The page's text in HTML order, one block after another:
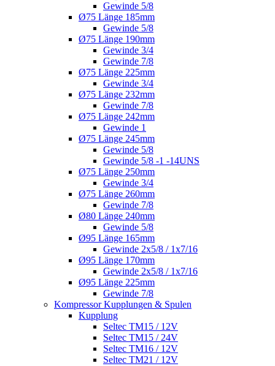
Gewinde 5/8
Ø75 Länge 185mm
Gewinde 5/8
Ø75 Länge 190mm
Gewinde 3/4
Gewinde 7/8
Ø75 Länge 225mm
Gewinde 3/4
Ø75 Länge 232mm
Gewinde 7/8
Ø75 Länge 242mm
Gewinde 1
Ø75 Länge 245mm
Gewinde 5/8
Gewinde 5/8 -1 -14UNS
Ø75 Länge 250mm
Gewinde 3/4
Ø75 Länge 260mm
Gewinde 7/8
Ø80 Länge 240mm
Gewinde 5/8
Ø95 Länge 165mm
Gewinde 2x5/8 / 1x7/16
Ø95 Länge 170mm
Gewinde 2x5/8 / 1x7/16
Ø95 Länge 225mm
Gewinde 7/8
Kompressor Kupplungen & Spulen
Kupplung
Seltec TM15 / 12V
Seltec TM15 / 24V
Seltec TM16 / 12V
Seltec TM21 / 12V